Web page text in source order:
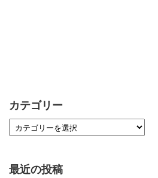
カテゴリー
最近の投稿